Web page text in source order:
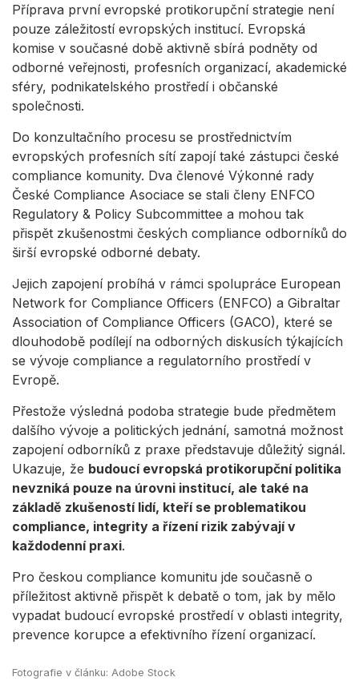
Příprava první evropské protikorupční strategie není
pouze záležitostí evropských institucí. Evropská
komise v současné době aktivně sbírá podněty od
odborné veřejnosti, profesních organizací, akademické
sféry, podnikatelského prostředí i občanské
společnosti.
Do konzultačního procesu se prostřednictvím
evropských profesních sítí zapojí také zástupci české
compliance komunity. Dva členové Výkonné rady
České Compliance Asociace se stali členy ENFCO
Regulatory & Policy Subcommittee a mohou tak
přispět zkušenostmi českých compliance odborníků do
širší evropské odborné debaty.
Jejich zapojení probíhá v rámci spolupráce European
Network for Compliance Officers (ENFCO) a Gibraltar
Association of Compliance Officers (GACO), které se
dlouhodobě podílejí na odborných diskusích týkajících
se vývoje compliance a regulatorního prostředí v
Evropě.
Přestože výsledná podoba strategie bude předmětem
dalšího vývoje a politických jednání, samotná možnost
zapojení odborníků z praxe představuje důležitý signál.
Ukazuje, že budoucí evropská protikorupční politika
nevzniká pouze na úrovni institucí, ale také na
základě zkušeností lidí, kteří se problematikou
compliance, integrity a řízení rizik zabývají v
každodenní praxi.
Pro českou compliance komunitu jde současně o
příležitost aktivně přispět k debatě o tom, jak by mělo
vypadat budoucí evropské prostředí v oblasti integrity,
prevence korupce a efektivního řízení organizací.
Fotografie v článku: Adobe Stock
Use limited data to select advertising
Create profiles for personalised
advertising
Use profiles to select personalised
advertising
Create profiles to personalise content
Use profiles to select personalised
content
Measure advertising performance
Measure content performance
Understand audiences through statistics
or combinations of data from different
sources
Develop and improve services
Use limited data to select content
Use precise geolocation data
Identify devices based on information
actively requested
Non-IAB processing purposes:
Necessary
Performance
Functional
Advertising